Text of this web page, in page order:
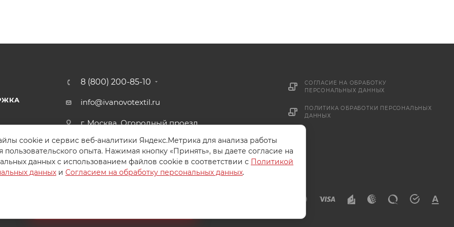
8 (800) 200-85-10
info@ivanovotextil.ru
г. Москва, Огородный проезд,
СОГЛАСИЕ НА ОБРАБОТКУ
ПЕРСОНАЛЬНЫХ ДАННЫХ
ПОЛИТИКА ОБРАБОТКИ ПЕРСОНАЛЬНЫХ
ДАННЫХ
cookie и сервис веб-аналитики Яндекс.Метрика для анализа работы
пользовательского опыта. Нажимая кнопку «Принять», вы даете согласие на
данных с использованием файлов cookie в соответствии с Политикой
данных и Согласием на обработку персональных данных.